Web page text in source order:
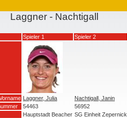
Laggner - Nachtigall
Spieler 1 Spieler 2
Laggner, Julia
Nachtigall, Janin
54463
56952
Hauptstadt Beacher SG Einheit Zepernick